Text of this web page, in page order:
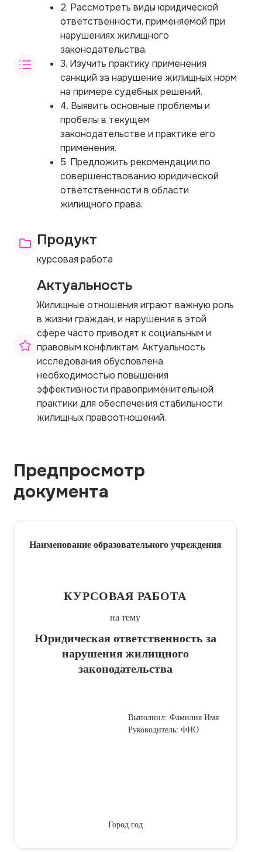
2. Рассмотреть виды юридической
ответственности, применяемой при
нарушениях жилищного
законодательства.
3. Изучить практику применения
санкций за нарушение жилищных норм
на примере судебных решений.
4. Выявить основные проблемы и
пробелы в текущем
законодательстве и практике его
применения.
5. Предложить рекомендации по
совершенствованию юридической
ответственности в области
жилищного права.
Продукт
курсовая работа
Актуальность
Жилищные отношения играют важную роль
в жизни граждан, и нарушения в этой
сфере часто приводят к социальным и
правовым конфликтам. Актуальность
исследования обусловлена
необходимостью повышения
эффективности правоприменительной
практики для обеспечения стабильности
жилищных правоотношений.
Предпросмотр
документа
Наименование образовательного учреждения
КУРСОВАЯ РАБОТА
на тему
Юридическая ответственность за
нарушения жилищного
законодательства
Выполнил: Фамилия Имя
Руководитель: ФИО
Город год